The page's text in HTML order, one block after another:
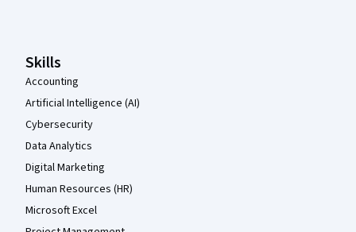
Skills
Accounting
Artificial Intelligence (AI)
Cybersecurity
Data Analytics
Digital Marketing
Human Resources (HR)
Microsoft Excel